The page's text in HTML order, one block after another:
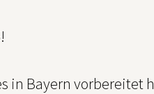
in Bayern vorbereitet